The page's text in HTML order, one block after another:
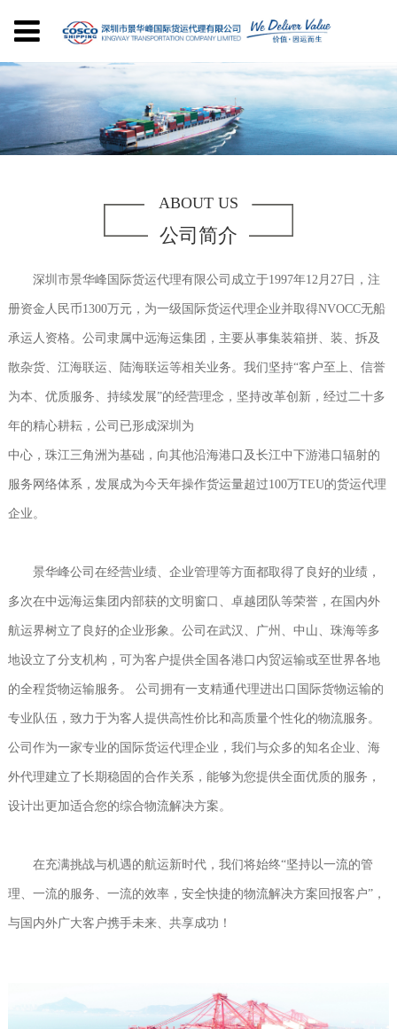
ABOUT US
公司简介
深圳市景华峰国际货运代理有限公司成立于1997年12月27日，注
册资金人民币1300万元，为一级国际货运代理企业并取得NVOCC无船
承运人资格。公司隶属中远海运集团，主要从事集装箱拼、装、拆及
散杂货、江海联运、陆海联运等相关业务。我们坚持“客户至上、信誉
为本、优质服务、持续发展”的经营理念，坚持改革创新，经过二十多
年的精心耕耘，公司已形成深圳为
中心，珠江三角洲为基础，向其他沿海港口及长江中下游港口辐射的
服务网络体系，发展成为今天年操作货运量超过100万TEU的货运代理
企业。
景华峰公司在经营业绩、企业管理等方面都取得了良好的业绩，
多次在中远海运集团内部获的文明窗口、卓越团队等荣誉，在国内外
航运界树立了良好的企业形象。公司在武汉、广州、中山、珠海等多
地设立了分支机构，可为客户提供全国各港口内贸运输或至世界各地
的全程货物运输服务。 公司拥有一支精通代理进出口国际货物运输的
专业队伍，致力于为客人提供高性价比和高质量个性化的物流服务。
公司作为一家专业的国际货运代理企业，我们与众多的知名企业、海
外代理建立了长期稳固的合作关系，能够为您提供全面优质的服务，
设计出更加适合您的综合物流解决方案。
在充满挑战与机遇的航运新时代，我们将始终“坚持以一流的管
理、一流的服务、一流的效率，安全快捷的物流解决方案回报客户”，
与国内外广大客户携手未来、共享成功！